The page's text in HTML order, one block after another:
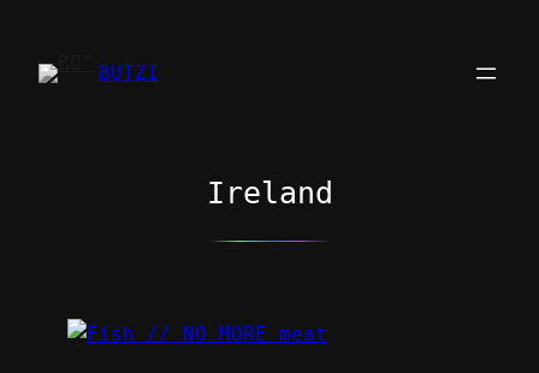
springenBUTZI
Ireland